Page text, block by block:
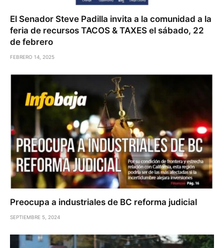
El Senador Steve Padilla invita a la comunidad a la
feria de recursos TACOS & TAXES el sábado, 22
de febrero
FEBRERO 14, 2025
Preocupa a industriales de BC reforma judicial
SEPTIEMBRE 5, 2024